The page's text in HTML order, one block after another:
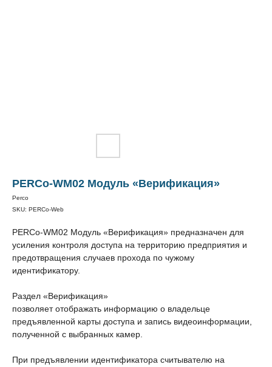
PERCo-WM02 Модуль «Верификация»
Perco
SKU: PERCo-Web
PERCo-WM02 Модуль «Верификация» предназначен для
усиления контроля доступа на территорию предприятия и
предотвращения случаев прохода по чужому
идентификатору.
Раздел «Верификация»
позволяет отображать информацию о владельце
предъявленной карты доступа и запись видеоинформации,
полученной с выбранных камер.
При предъявлении идентификатора считывателю на